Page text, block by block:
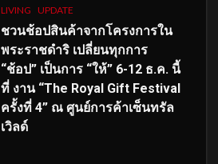
LIVING UPDATE
ชวนช้อปสินค้าจากโครงการใน
พระราชดำริ เปลี่ยนทุกการ
“ช้อป” เป็นการ “ให้” 6-12 ธ.ค. นี้
ที่ งาน “The Royal Gift Festival
ครั้งที่ 4” ณ ศูนย์การค้าเซ็นทรัล
เวิลด์